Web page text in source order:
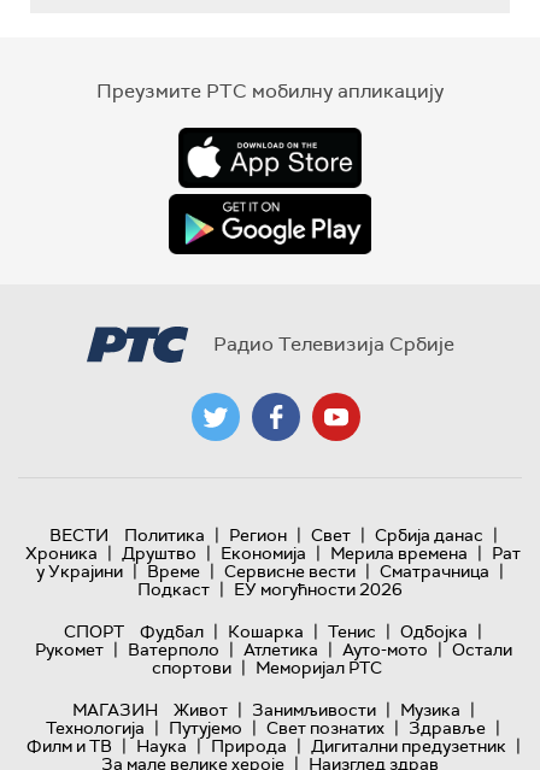
Преузмите РТС мобилну апликацију
Радио Телевизија Србије
ВЕСТИ Политика | Регион | Свет | Србија данас |
Хроника | Друштво | Економија | Мерила времена | Рат
у Украјини | Време | Сервисне вести | Сматрачница |
Подкаст | ЕУ могућности 2026
СПОРТ
Фудбал | Кошарка | Тенис | Одбојка |
Рукомет | Ватерполо | Атлетика | Ауто-мото | Остали
спортови | Меморијал РТС
МАГАЗИН
Живот | Занимљивости | Музика |
Технологијa | Путујемо | Свет познатих | Здравље |
Филм и ТВ | Наука | Природа | Дигитални предузетник |
За мале велике хероје | Наизглед здрав